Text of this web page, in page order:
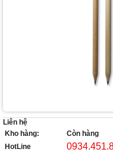
Liên hệ
Kho hàng:
Còn hàng
HotLine